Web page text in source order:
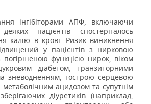
інгібіторами АПФ, включаючи
пацієнтів спостерігалось
калію в крові. Ризик виникнення
у пацієнтів з нирковою
погіршеною функцією нирок, віком
діабетом, транзиторними
зневодненням, гострою серцевою
ацидозом та супутнім
діуретиків (наприклад,